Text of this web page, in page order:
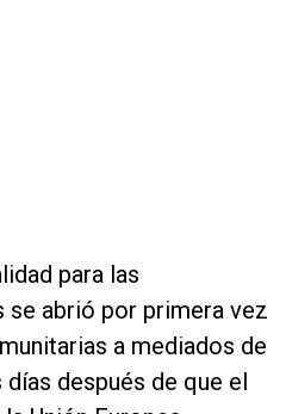
para las
abrió por primera vez
a mediados de
después de que el